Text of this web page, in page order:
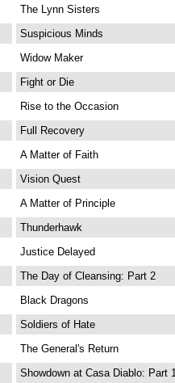
The Lynn Sisters
Suspicious Minds
Widow Maker
Fight or Die
Rise to the Occasion
Full Recovery
A Matter of Faith
Vision Quest
A Matter of Principle
Thunderhawk
Justice Delayed
The Day of Cleansing: Part 2
Black Dragons
Soldiers of Hate
The General's Return
Showdown at Casa Diablo: Part